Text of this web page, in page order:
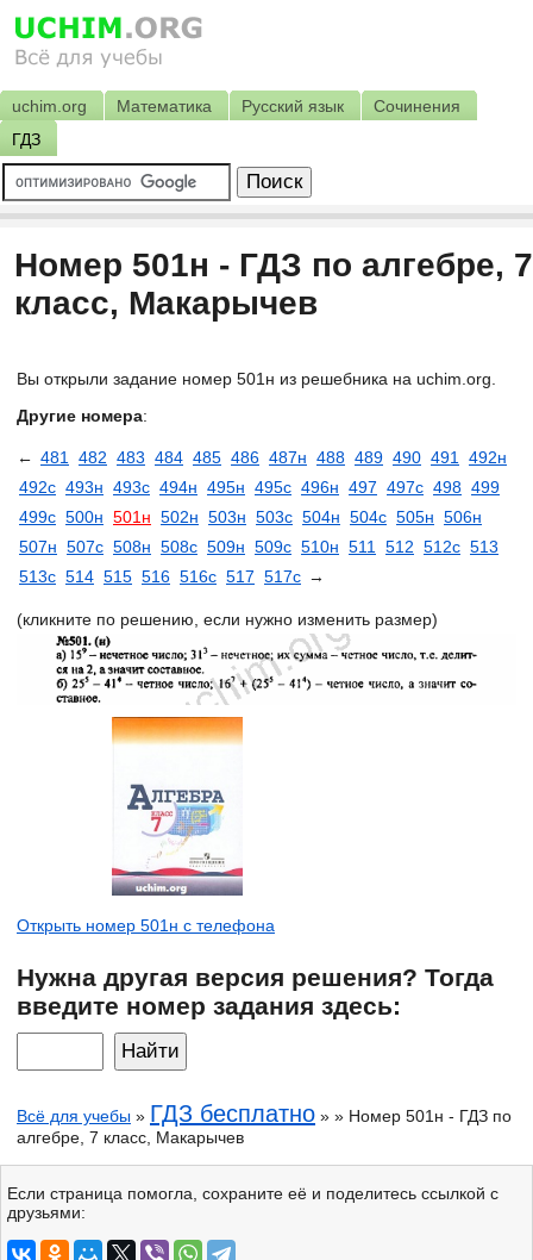
uchim.org Математика Русский язык
Сочинения
ГДЗ
Номер 501н - ГДЗ по алгебре, 7
класс, Макарычев
Вы открыли задание номер 501н из решебника на uchim.org.
Другие номера:
← 481 482 483 484 485 486 487н 488 489 490 491
492н
492с 493н 493с 494н 495н 495с 496н 497 497с 498 499
499с 500н 501н 502н 503н 503с 504н 504с 505н 506н
507н 507с 508н 508с 509н 509с 510н 511 512 512с 513
513с 514 515 516 516с 517 517с →
(кликните по решению, если нужно изменить размер)
Открыть номер 501н с телефона
Нужна другая версия решения? Тогда
введите номер задания здесь:
Всё для учебы » ГДЗ бесплатно » » Номер 501н - ГДЗ по
алгебре, 7 класс, Макарычев
Если страница помогла, сохраните её и поделитесь ссылкой с
друзьями: